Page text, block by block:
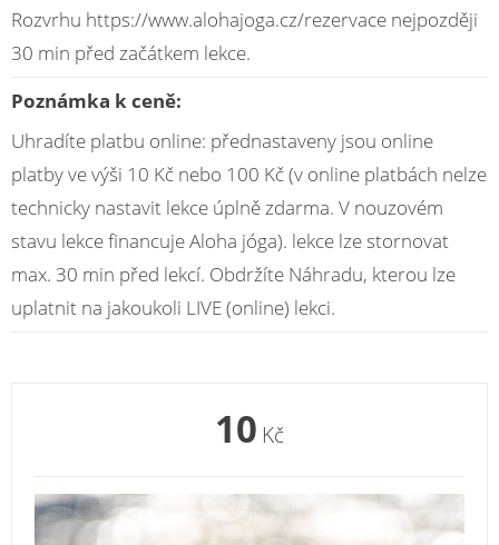
Rozvrhu https://www.alohajoga.cz/rezervace nejpozději
30 min před začátkem lekce.
Poznámka k ceně:
Uhradíte platbu online: přednastaveny jsou online
platby ve výši 10 Kč nebo 100 Kč (v online platbách nelze
technicky nastavit lekce úplně zdarma. V nouzovém
stavu lekce financuje Aloha jóga). lekce lze stornovat
max. 30 min před lekcí. Obdržíte Náhradu, kterou lze
uplatnit na jakoukoli LIVE (online) lekci.
10 Kč